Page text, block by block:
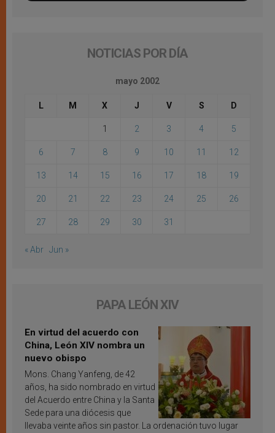
NOTICIAS POR DÍA
mayo 2002
L M X J V S D
1 2 3 4 5
6 7 8 9 10 11 12
13 14 15 16 17 18 19
20 21 22 23 24 25 26
27 28 29 30 31
« Abr Jun »
PAPA LEÓN XIV
En virtud del acuerdo con
China, León XIV nombra un
nuevo obispo
Mons. Chang Yanfeng, de 42
años, ha sido nombrado en virtud
del Acuerdo entre China y la Santa
Sede para una diócesis que
llevaba veinte años sin pastor. La ordenación tuvo lugar